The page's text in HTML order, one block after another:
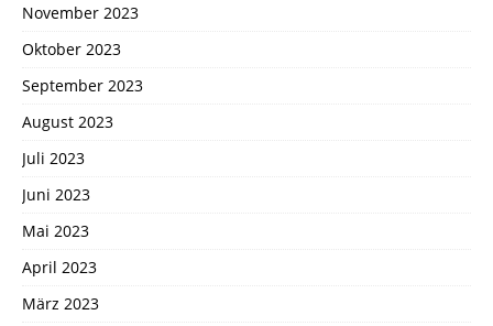
November 2023
Oktober 2023
September 2023
August 2023
Juli 2023
Juni 2023
Mai 2023
April 2023
März 2023